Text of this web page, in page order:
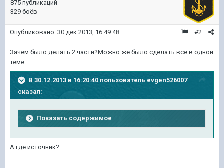
875 публикаций
329 боёв
#2
Опубликовано: 30 дек 2013, 16:49:48
Зачем было делать 2 части?Можно же было сделать все в одной
теме...
В 30.12.2013 в 16:20:40 пользователь evgen526007
сказал:
Показать содержимое
А где источник?